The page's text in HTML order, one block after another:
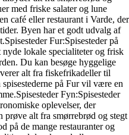
med friske salater og lune
café eller restaurant i Varde, der
Byen har et godt udvalg af
Fur:Spisesteder på
lokale specialiteter og frisk
Du kan besøge hyggelige
alt fra fiskefrikadeller til
på Fur vil være en
Fyn:Spisesteder
oplevelser, der
prøve alt fra smørrebrød og stegt
på de mange restauranter og